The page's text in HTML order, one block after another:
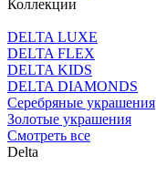
Коллекции
DELTA LUXE
DELTA FLEX
DELTA KIDS
DELTA DIAMONDS
Серебряные украшения
Золотые украшения
Смотреть все
Delta